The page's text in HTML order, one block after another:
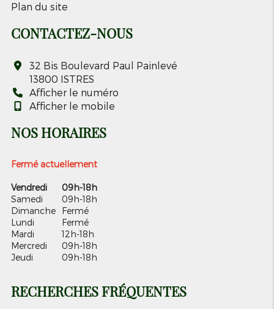
Plan du site
CONTACTEZ-NOUS
32 Bis Boulevard Paul Painlevé
13800 ISTRES
Afficher le numéro
Afficher le mobile
NOS HORAIRES
Fermé actuellement
Vendredi
09h-18h
Samedi
09h-18h
Dimanche
Fermé
Lundi
Fermé
Mardi
12h-18h
Mercredi
09h-18h
Jeudi
09h-18h
RECHERCHES FRÉQUENTES